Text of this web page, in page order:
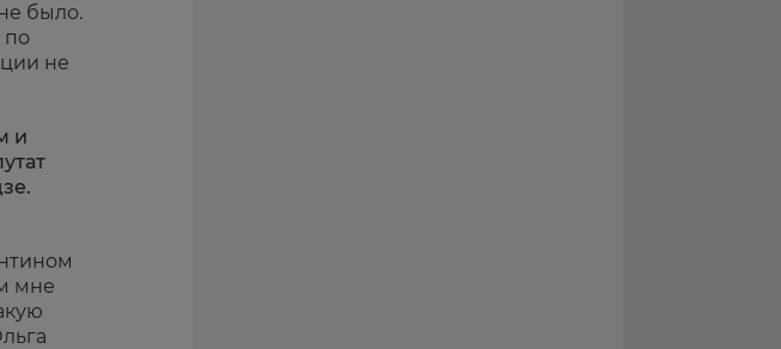
было.
по
не
и
мне